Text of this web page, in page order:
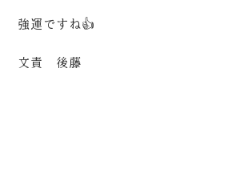
強運ですね👍
文責 後藤